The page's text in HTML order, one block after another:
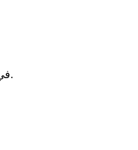
في بلدنا اليوم، أصبحت الحياة العامة محصورة في منطق ثنائي: هناك من هم “مع السلطات”، وهناك من يُعتبرون “معارضين”. هذا التصنيف التبسيطي ليس فقط خاطئًا، بل خطير أيضًا.